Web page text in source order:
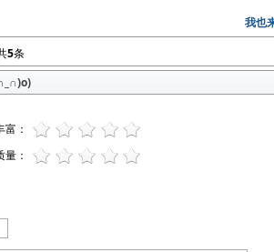
我也
5条
：
：